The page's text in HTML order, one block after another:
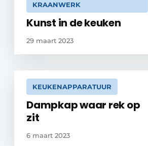
KRAANWERK
Kunst in de keuken
29 maart 2023
KEUKENAPPARATUUR
Dampkap waar rek op
zit
6 maart 2023